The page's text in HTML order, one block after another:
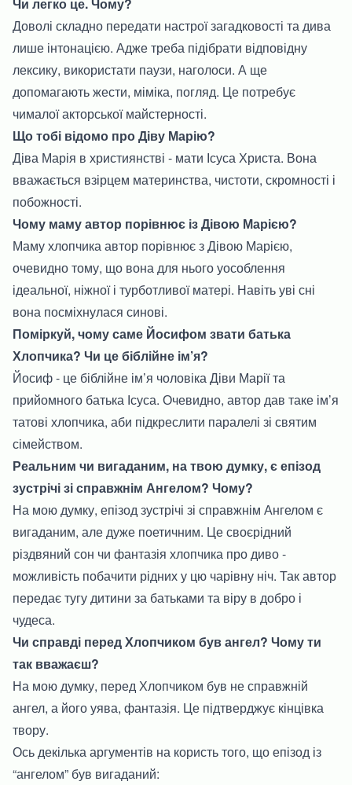
Доволі складно передати настрої загадковості та дива
лише інтонацією. Адже треба підібрати відповідну
лексику, використати паузи, наголоси. А ще
допомагають жести, міміка, погляд. Це потребує
чималої акторської майстерності.
Що тобі відомо про Діву Марію?
Діва Марія в християнстві - мати Ісуса Христа. Вона
вважається взірцем материнства, чистоти, скромності і
побожності.
Чому маму автор порівнює із Дівою Марією?
Маму хлопчика автор порівнює з Дівою Марією,
очевидно тому, що вона для нього уособлення
ідеальної, ніжної і турботливої матері. Навіть уві сні
вона посміхнулася синові.
Поміркуй, чому саме Йосифом звати батька
Хлопчика? Чи це біблійне ім’я?
Йосиф - це біблійне ім’я чоловіка Діви Марії та
прийомного батька Ісуса. Очевидно, автор дав таке ім’я
татові хлопчика, аби підкреслити паралелі зі святим
сімейством.
Реальним чи вигаданим, на твою думку, є епізод
зустрічі зі справжнім Ангелом? Чому?
На мою думку, епізод зустрічі зі справжнім Ангелом є
вигаданим, але дуже поетичним. Це своєрідний
різдвяний сон чи фантазія хлопчика про диво -
можливість побачити рідних у цю чарівну ніч. Так автор
передає тугу дитини за батьками та віру в добро і
чудеса.
Чи справді перед Хлопчиком був ангел? Чому ти
так вважаєш?
На мою думку, перед Хлопчиком був не справжній
ангел, а його уява, фантазія. Це підтверджує кінцівка
твору.
Ось декілька аргументів на користь того, що епізод із
“ангелом” був вигаданий: